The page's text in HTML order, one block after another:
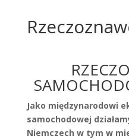
Jako międzynarodowi
samochodowej
Niemczech w tym w